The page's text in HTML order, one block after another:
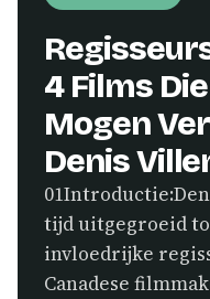
4 Films
Mogen
Denis
tijd uitgegroeid
invloedrijke
Canadese